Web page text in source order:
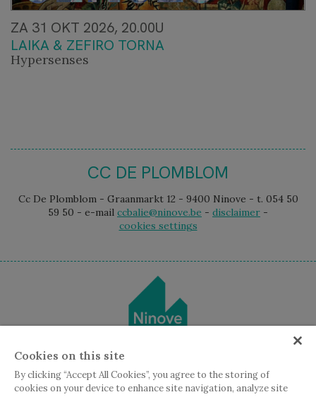
ZA 31 OKT 2026, 20.00U
LAIKA & ZEFIRO TORNA
Hypersenses
CC DE PLOMBLOM
Cc De Plomblom - Graanmarkt 12 - 9400 Ninove - t. 054 50
59 50 - e-mail ccbalie@ninove.be - disclaimer -
cookies settings
Cookies on this site
By clicking “Accept All Cookies”, you agree to the storing of
cookies on your device to enhance site navigation, analyze site